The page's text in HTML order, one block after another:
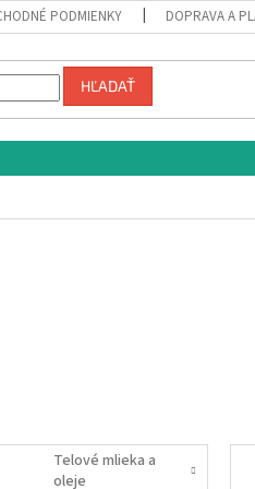
PODMIENKY DOPRAVA A
HĽADAŤ
Telové mlieka a
oleje